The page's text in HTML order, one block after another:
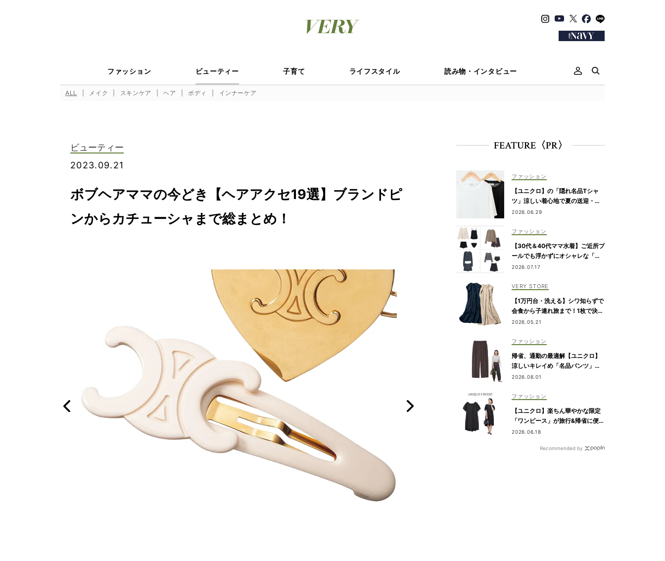
ファッション ビューティー 子育て ライフスタイル 読み物・インタビュー
ALL メイク スキンケア ヘア ボディ インナーケア
ビューティー
2023.09.21
ボブヘアママの今どき【ヘアアクセ19選】ブランドピ
ンからカチューシャまで総まとめ！
FEATURE〈PR〉
ファッション
【ユニクロ】の「隠れ名品Tシャ
ツ」涼しい着心地で夏の送迎・公
園にぴったり！
2026.06.29
ファッション
【30代＆40代ママ水着】ご近所プ
ールでも浮かずにオシャレな「ラ
ッシュガード＆ショートパンツセ
2026.07.17
VERY STORE
【1万円台・洗える】シワ知らずで
会食から子連れ旅まで！1枚で決ま
る『リボンワンピース』
2026.05.21
ファッション
帰省、通勤の最適解【ユニクロ】
涼しいキレイめ「名品パンツ」は
ブラウンが使える！
2026.08.01
ファッション
【ユニクロ】楽ちん華やかな限定
「ワンピース」が旅行&帰省に便
利！6/19発売
2026.06.18
Recommended by